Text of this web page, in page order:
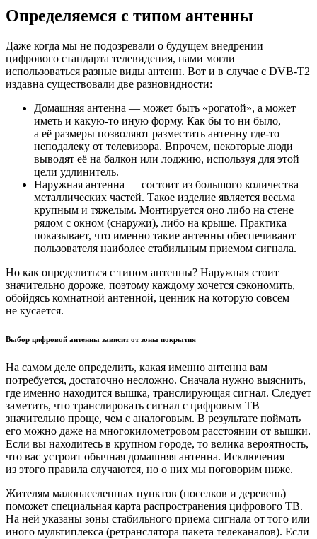
Определяемся с типом антенны
Даже когда мы не подозревали о будущем внедрении
цифрового стандарта телевидения, нами могли
использоваться разные виды антенн. Вот и в случае с DVB-T2
издавна существовали две разновидности:
Домашняя антенна — может быть «рогатой», а может
иметь и какую-то иную форму. Как бы то ни было,
а её размеры позволяют разместить антенну где-то
неподалеку от телевизора. Впрочем, некоторые люди
выводят её на балкон или лоджию, используя для этой
цели удлинитель.
Наружная антенна — состоит из большого количества
металлических частей. Такое изделие является весьма
крупным и тяжелым. Монтируется оно либо на стене
рядом с окном (снаружи), либо на крыше. Практика
показывает, что именно такие антенны обеспечивают
пользователя наиболее стабильным приемом сигнала.
Но как определиться с типом антенны? Наружная стоит
значительно дороже, поэтому каждому хочется сэкономить,
обойдясь комнатной антенной, ценник на которую совсем
не кусается.
Выбор цифровой антенны зависит от зоны покрытия
На самом деле определить, какая именно антенна вам
потребуется, достаточно несложно. Сначала нужно выяснить,
где именно находится вышка, транслирующая сигнал. Следует
заметить, что транслировать сигнал с цифровым ТВ
значительно проще, чем с аналоговым. В результате поймать
его можно даже на многокилометровом расстоянии от вышки.
Если вы находитесь в крупном городе, то велика вероятность,
что вас устроит обычная домашняя антенна. Исключения
из этого правила случаются, но о них мы поговорим ниже.
Жителям малонаселенных пунктов (поселков и деревень)
поможет специальная карта распространения цифрового ТВ.
На ней указаны зоны стабильного приема сигнала от того или
иного мультиплекса (ретранслятора пакета телеканалов). Если